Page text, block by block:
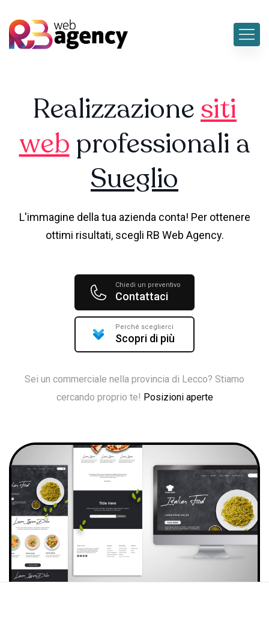
Realizzazionesiti
web professionali a
Sueglio
L'immagine della tua azienda conta! Per ottenere
ottimi risultati, scegli RB Web Agency.
Chiedi un preventivo
Contattaci
Perché sceglierci
Scopri di più
Sei un commerciale nella provincia di Lecco? Stiamo
cercando proprio te! Posizioni aperte